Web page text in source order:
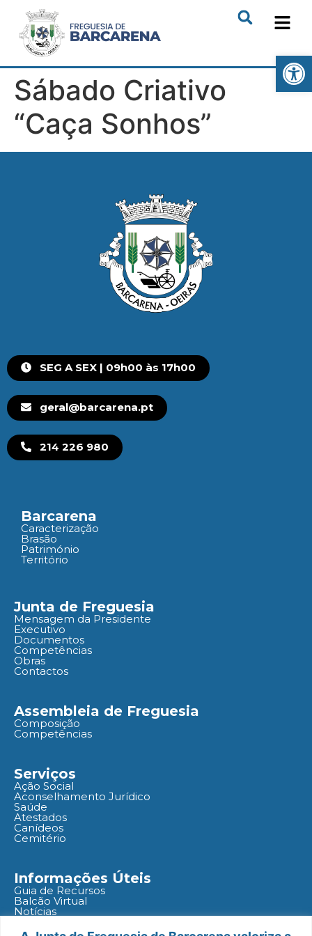
Sábado Criativo
“Caça Sonhos”
SEG A SEX | 09h00 às 17h00
geral@barcarena.pt
214 226 980
Barcarena
Caracterização
Brasão
Património
Território
Junta de Freguesia
Mensagem da Presidente
Executivo
Documentos
Competências
Obras
Contactos
Assembleia de Freguesia
Composição
Competências
Serviços
Ação Social
Aconselhamento Jurídico
Saúde
Atestados
Canídeos
Cemitério
Informações Úteis
Guia de Recursos
Balcão Virtual
Notícias
Políticas